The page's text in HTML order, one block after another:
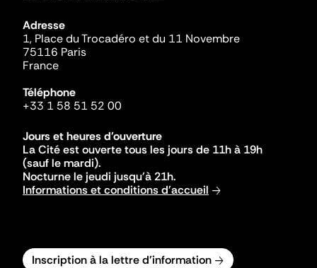
Adresse
1, Place du Trocadéro et du 11 Novembre
75116 Paris
France
Téléphone
+33 1 58 51 52 00
Jours et heures d'ouverture
La Cité est ouverte tous les jours de 11h à 19h
(sauf le mardi).
Nocturne le jeudi jusqu'à 21h.
Informations et conditions d'accueil
Inscription à la lettre d'information